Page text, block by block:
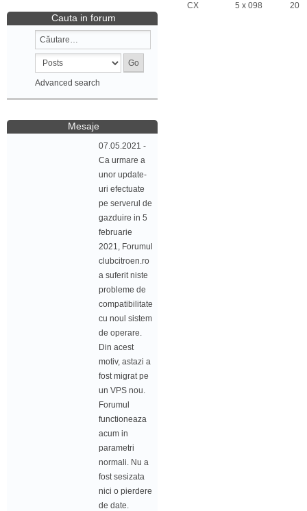
CX
5 x 098 20 -
Cauta in forum
Advanced search
Mesaje
07.05.2021 -
Ca urmare a
unor update-
uri efectuate
pe serverul de
gazduire in 5
februarie
2021, Forumul
clubcitroen.ro
a suferit niste
probleme de
compatibilitate
cu noul sistem
de operare.
Din acest
motiv, astazi a
fost migrat pe
un VPS nou.
Forumul
functioneaza
acum in
parametri
normali. Nu a
fost sesizata
nici o pierdere
de date.